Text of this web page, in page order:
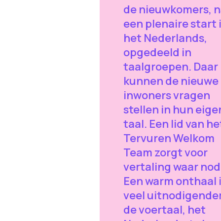
de nieuwkomers,
een plenaire start
het Nederlands,
opgedeeld in
taalgroepen. Daar
kunnen de nieuwe
inwoners vragen
stellen in hun
taal. Een lid van
Tervuren Welkom
Team zorgt voor
vertaling waar
Een warm onthaal
veel
de voertaal, het